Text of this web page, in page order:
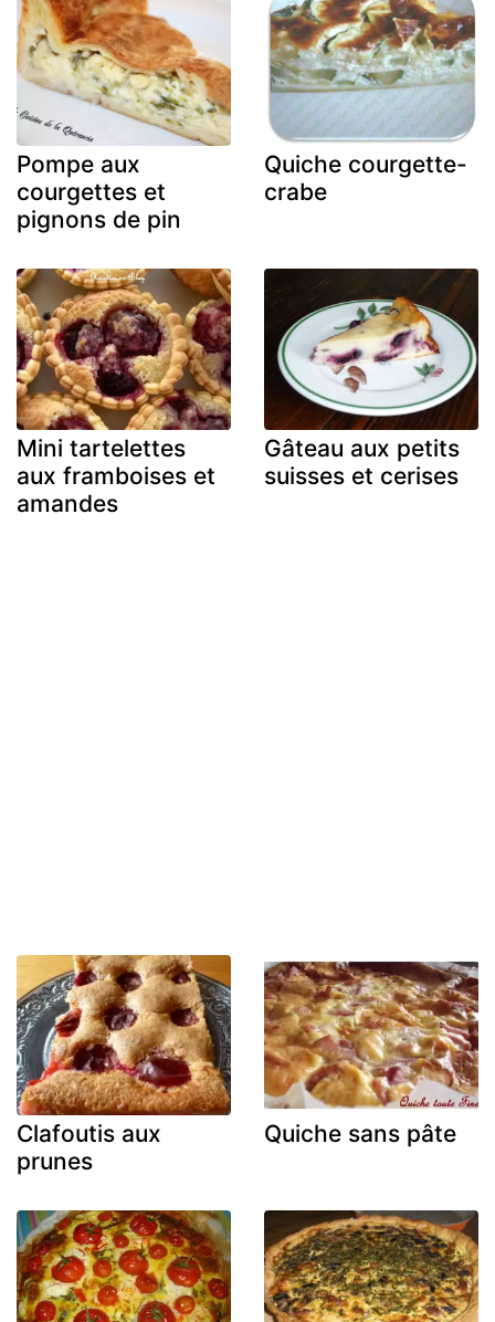
Pompe aux
courgettes et
pignons de pin
Quiche courgette-
crabe
Mini tartelettes
aux framboises et
amandes
Gâteau aux petits
suisses et cerises
Clafoutis aux
prunes
Quiche sans pâte